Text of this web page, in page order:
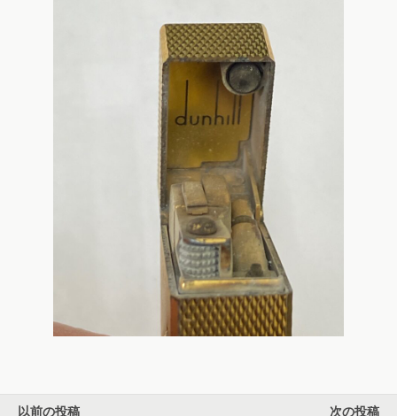
以前の投稿 次の投稿